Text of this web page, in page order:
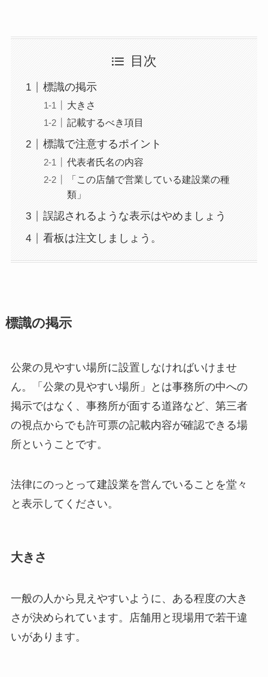
目次
標識の掲示
大きさ
記載するべき項目
標識で注意するポイント
代表者氏名の内容
「この店舗で営業している建設業の種
類」
誤認されるような表示はやめましょう
看板は注文しましょう。
標識の掲示
公衆の見やすい場所に設置しなければいけませ
ん。「公衆の見やすい場所」とは事務所の中への
掲示ではなく、事務所が面する道路など、第三者
の視点からでも許可票の記載内容が確認できる場
所ということです。
法律にのっとって建設業を営んでいることを堂々
と表示してください。
大きさ
一般の人から見えやすいように、ある程度の大き
さが決められています。店舗用と現場用で若干違
いがあります。